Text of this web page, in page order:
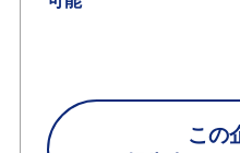
この